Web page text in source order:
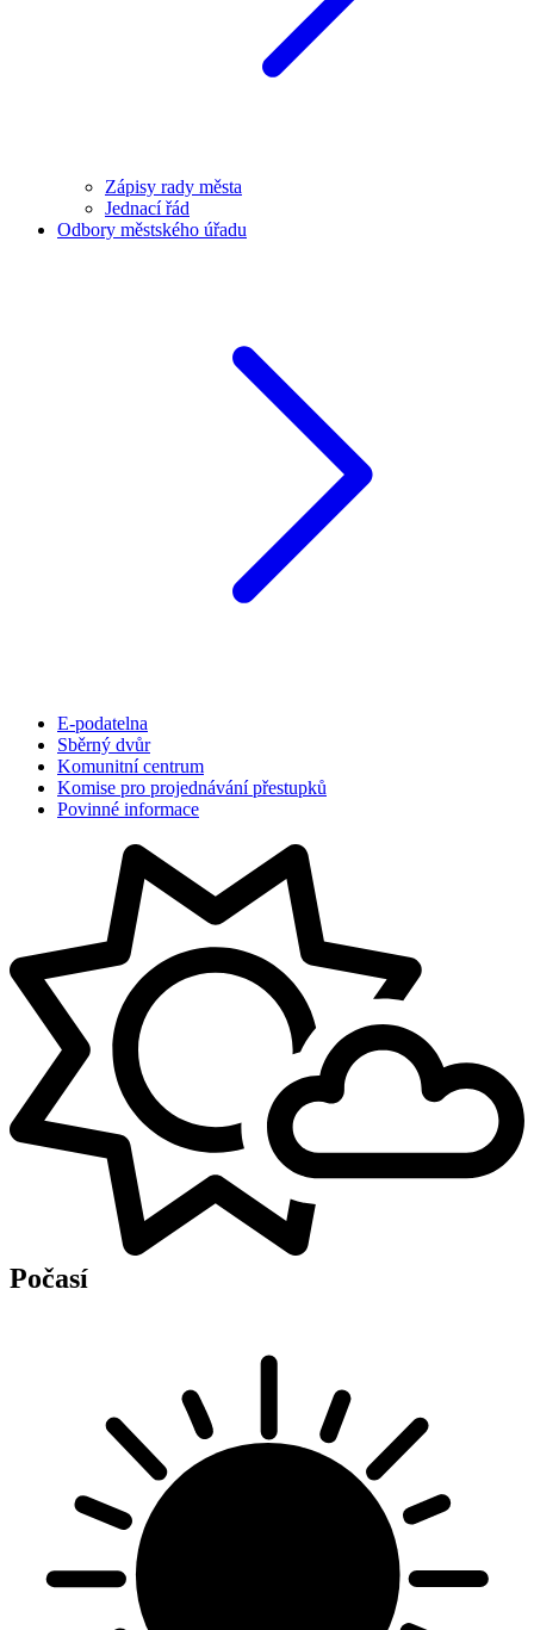
Zápisy rady města
Jednací řád
Odbory městského úřadu
E-podatelna
Sběrný dvůr
Komunitní centrum
Komise pro projednávání přestupků
Povinné informace
Počasí